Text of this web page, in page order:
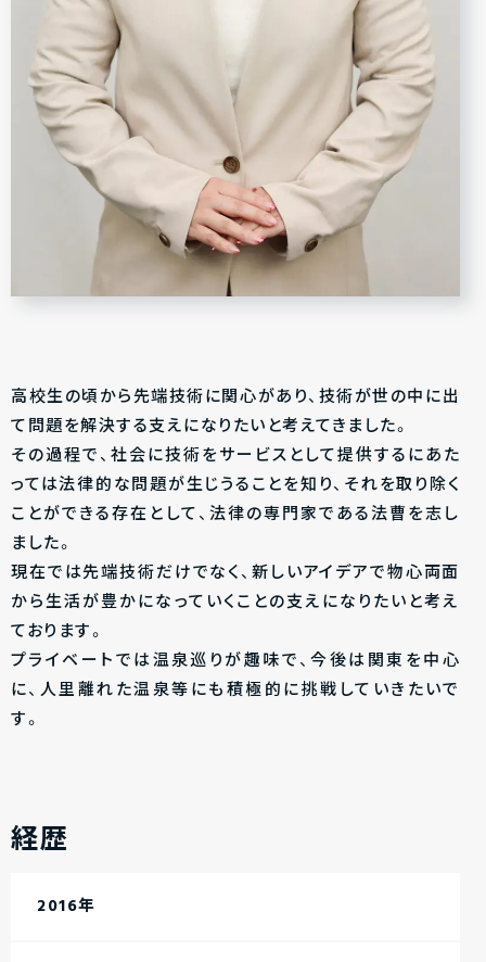
高校生の頃から先端技術に関心があり、技術が世の中に出
て問題を解決する支えになりたいと考えてきました。
その過程で、社会に技術をサービスとして提供するにあた
っては法律的な問題が生じうることを知り、それを取り除く
ことができる存在として、法律の専門家である法曹を志し
ました。
現在では先端技術だけでなく、新しいアイデアで物心両面
から生活が豊かになっていくことの支えになりたいと考え
ております。
プライベートでは温泉巡りが趣味で、今後は関東を中心
に、人里離れた温泉等にも積極的に挑戦していきたいで
す。
経歴
2016年